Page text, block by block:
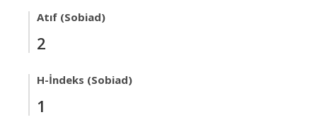
Atıf (Sobiad)
2
H-İndeks (Sobiad)
1